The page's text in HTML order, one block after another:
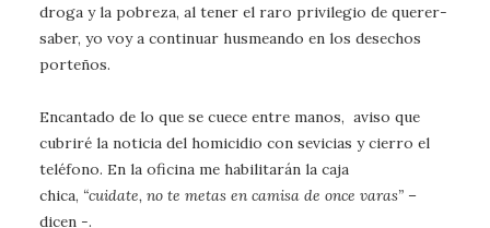
droga y la pobreza, al tener el raro privilegio de querer-
saber, yo voy a continuar husmeando en los desechos
porteños.
Encantado de lo que se cuece entre manos, aviso que
cubriré la noticia del homicidio con sevicias y cierro el
teléfono. En la oficina me habilitarán la caja
chica, “cuidate, no te metas en camisa de once varas” –
dicen -.